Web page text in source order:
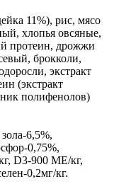
11%), рис, мясо
хлопья овсяные,
протеин, дрожжи
брокколи,
экстракт
(экстракт
полифенолов)
6,5%,
0,75%,
D3-900 МЕ/кг,
0,2мг/кг.